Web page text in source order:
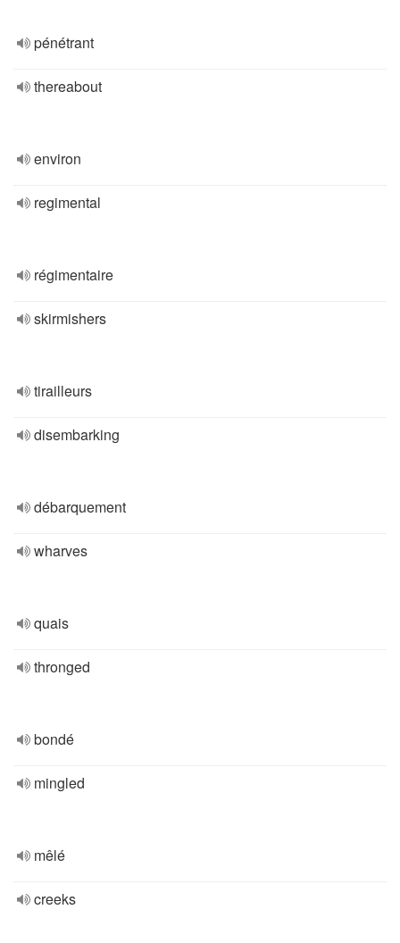
pénétrant
thereabout
environ
regimental
régimentaire
skirmishers
tirailleurs
disembarking
débarquement
wharves
quais
thronged
bondé
mingled
mêlé
creeks